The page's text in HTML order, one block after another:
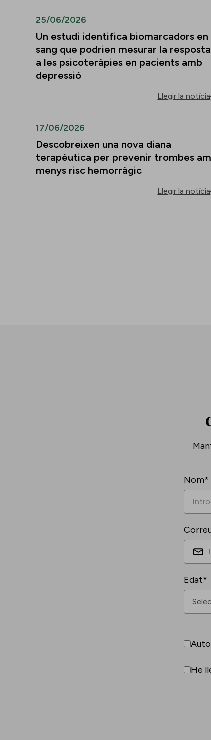
25/06/2026
Un estudi identifica biomarcadors en
sang que podrien mesurar la resposta
a les psicoteràpies en pacients amb
depressió
Llegir la notícia
17/06/2026
Descobreixen una nova diana
terapèutica per prevenir trombes
menys risc hemorràgic
Llegir la notícia
Nom*
Edat*
He